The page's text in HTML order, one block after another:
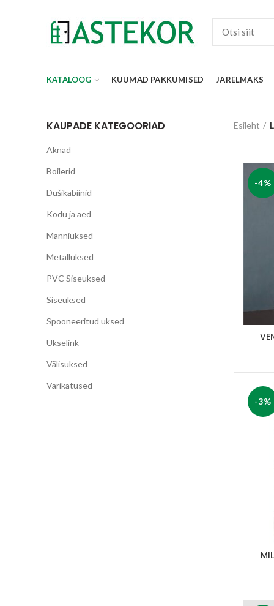
KATALOOG KUUMAD PAKKUMISED JARELMAKS
KAUPADE KATEGOORIAD
Aknad
Boilerid
Dušikabiinid
Kodu ja aed
Männiuksed
Metalluksed
PVC Siseuksed
Siseuksed
Spooneeritud uksed
Ukselink
Välisuksed
Varikatused
Esileht
-4%
-3%